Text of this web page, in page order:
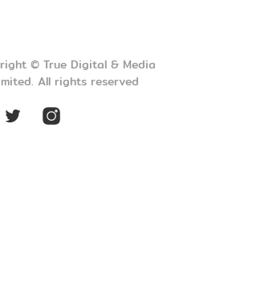
© True Digital & Media
All rights reserved